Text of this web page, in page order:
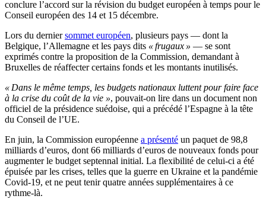
conclure l’accord sur la révision du budget européen à temps pour le
Conseil européen des 14 et 15 décembre.
Lors du derniersommet européen, plusieurs pays — dont la
Belgique, l’Allemagne et les pays dits « frugaux » — se sont
exprimés contre la proposition de la Commission, demandant à
Bruxelles de réaffecter certains fonds et les montants inutilisés.
« Dans le même temps, les budgets nationaux luttent pour faire face
à la crise du coût de la vie », pouvait-on lire dans un document non
officiel de la présidence suédoise, qui a précédé l’Espagne à la tête
du Conseil de l’UE.
En juin, la Commission européenne a présenté un paquet de 98,8
milliards d’euros, dont 66 milliards d’euros de nouveaux fonds pour
augmenter le budget septennal initial. La flexibilité de celui-ci a été
épuisée par les crises, telles que la guerre en Ukraine et la pandémie
Covid-19, et ne peut tenir quatre années supplémentaires à ce
rythme-là.